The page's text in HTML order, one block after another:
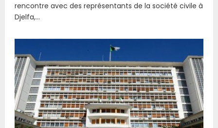
rencontre avec des représentants de la société civile à
Djelfa,...